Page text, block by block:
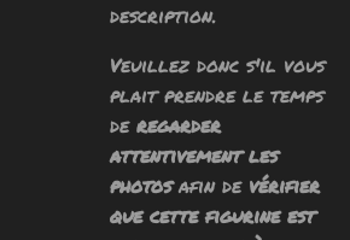
description.
Veuillez donc s'il vous
plait prendre le temps
de regarder
attentivement les
photosafin de vérifier
que cette figurine est